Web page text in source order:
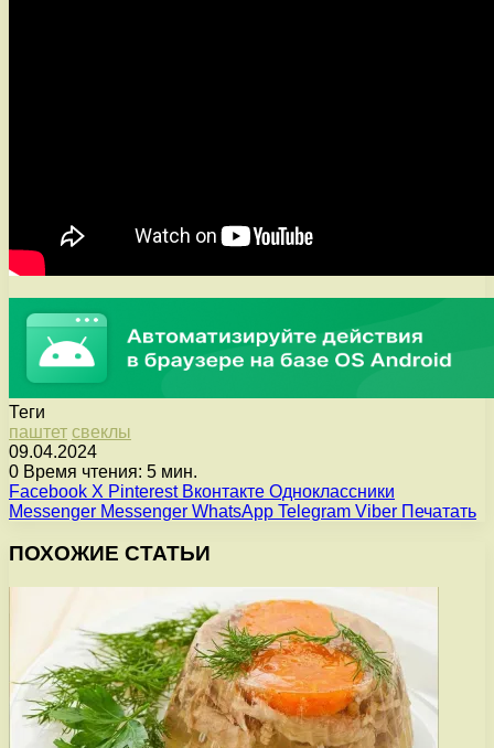
Теги
паштет свеклы
09.04.2024
0 Время чтения: 5 мин.
Facebook X Pinterest Вконтакте Одноклассники
Messenger Messenger WhatsApp Telegram Viber Печатать
ПОХОЖИЕ СТАТЬИ